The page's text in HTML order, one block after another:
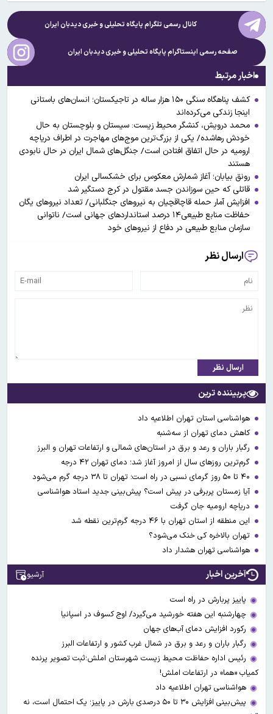
کانال رسمی تلگرام پایگاه تحلیلی و خبریدیدبان ایران
صفحه رسمی اینستاگرام پایگاه تحلیلی و خبریدیدبان ایران
اخبار مرتبط
کشف پناهگاه سنگی ۱۵۰ هزار ساله در تاجیکستان؛ انسان‌های باستانی
اینجا زندکی می‌کرده‌اند
محمد درویش، کنشگر محیط زیست: سیستان و بلوچستان به حال
خودش رهاشده/ یکی از بزرگ‌ترین موج‌های مهاجرت در اطراف دریاچه
ارومیه در حال اتفاق افتادن است/ جنگل‌های شمال ایران در حال نابودی
هستند
رونق بیابان؛ آغاز شمارش معکوس برای خشکسالی ایران
قاتلی که حین سوزاندن جسد مقتول در کرج دستگیر شد
افزایش آمار حمله قاچاقچیان به نیروهای جنگلبانی/ تعداد نیروهای یگان
حفاظت منابع طبیعی۱۴ درصد استانداردهای جهانی است/ ناتوانی
سازمان منابع طبیعی در دفاع از نیروهای خود
ارسال نظر
ارسال نظر
پربیننده ترین
هواشناسی استان تهران اطلاعیه داد
کاهش دمای تهران از سه‌شنبه
رگبار باران و رعد و برق در استان‌های شمالی و ارتفاعات تهران و البرز
گرم‌ترین روزهای سال از امروز آغاز شد؛ دمای تهران ۴۲ درجه
آیا زمستان پربرفی در پیش است؟ پیش‌بینی جدید استاد هواشناسی
دریاچه ارومیه جان گرفت
این منطقه از استان تهران با ۴۶ درجه گرم‌ترین نقطه شد
تهران بالاخره کی خنک می‌شود؟
هواشناسی تهران هشدار داد
آخرین اخبار آرشیو
پاییز پربارش در راه است
چهارشنبه این هفته خورشید می‌گیرد/ اوج کسوف در اسپانیا
رکورد افزایش دمای آب‌های جهان
رگبار باران و رعد و برق در شمال غرب کشور و ارتفاعات البرز
رئیس اداره حفاظت محیط زیست شهرستان املش؛ثبت تصویر پرنده
کمیاب «هما» در ارتفاعات املش!
هواشناسی تهران اطلاعیه داد
پیش‌بینی افزایش ۳۰ تا ۵۰ درصدی بارش در پاییز؛ یک احتمال است، نه